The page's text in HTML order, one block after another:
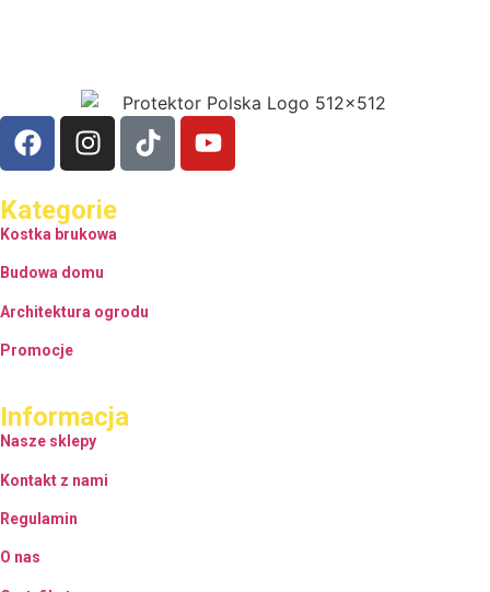
Kategorie
Kostka brukowa
Budowa domu
Architektura ogrodu
Promocje
Informacja
Nasze sklepy
Kontakt z nami
Regulamin
O nas